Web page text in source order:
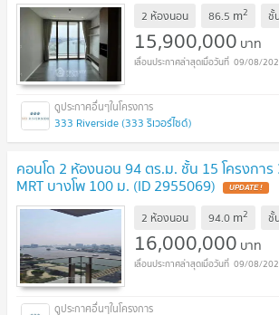
2 ห้องนอน 86.5 m2 ชั้
15,900,000 บาท
09/08/
333 Riverside (333 ริเวอร์ไซด์)
คอนโด 2 ห้องนอน 94 ตร.ม. ชั้น 15 โครงการ
MRT บางโพ 100 ม. (ID 2955069) UPDATE !
2 ห้องนอน 94.0 m2 ชั้
16,000,000 บาท
09/08/